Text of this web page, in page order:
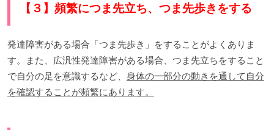
【３】頻繁につま先立ち、つま先歩きをする
発達障害がある場合「つま先歩き」をすることがよくありま
す。また、広汎性発達障害がある場合、つま先立ちをすること
で自分の足を意識するなど、 身体の一部分の動きを通して自分
を確認することが頻繁にあります。